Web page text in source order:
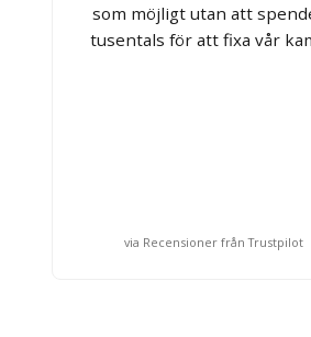
som möjligt utan att
tusentals för att fixa vår
via Recensioner från Trustpilot